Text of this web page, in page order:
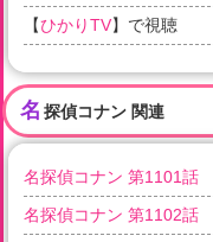
【ひかりTV】で視聴
名 探偵コナン 関連
名探偵コナン 第1101話
名探偵コナン 第1102話